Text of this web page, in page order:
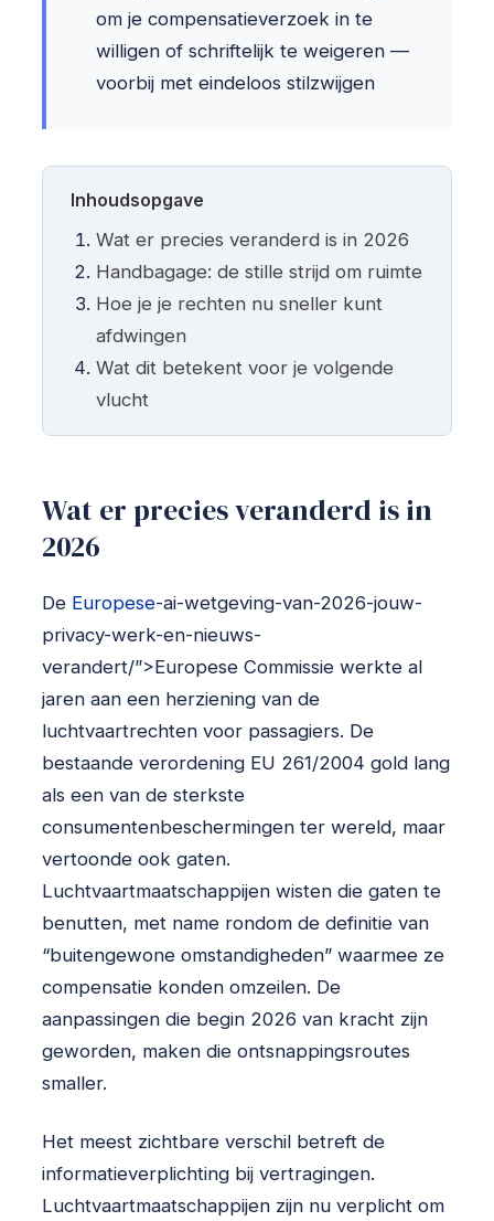
om je compensatieverzoek in te
willigen of schriftelijk te weigeren —
voorbij met eindeloos stilzwijgen
Inhoudsopgave
Wat er precies veranderd is in 2026
Handbagage: de stille strijd om ruimte
Hoe je je rechten nu sneller kunt
afdwingen
Wat dit betekent voor je volgende
vlucht
Wat er precies veranderd is in
2026
De Europese-ai-wetgeving-van-2026-jouw-
privacy-werk-en-nieuws-
verandert/”>Europese Commissie werkte al
jaren aan een herziening van de
luchtvaartrechten voor passagiers. De
bestaande verordening EU 261/2004 gold lang
als een van de sterkste
consumentenbeschermingen ter wereld, maar
vertoonde ook gaten.
Luchtvaartmaatschappijen wisten die gaten te
benutten, met name rondom de definitie van
“buitengewone omstandigheden” waarmee ze
compensatie konden omzeilen. De
aanpassingen die begin 2026 van kracht zijn
geworden, maken die ontsnappingsroutes
smaller.
Het meest zichtbare verschil betreft de
informatieverplichting bij vertragingen.
Luchtvaartmaatschappijen zijn nu verplicht om